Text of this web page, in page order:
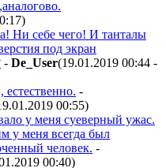
)
Ни себе чего! И танталы
под экран
- De_User(19.01.2019 00:44 -
естественно. -
00:55)
у меня суеверный ужас.
у меня всегда был
человек. -
00:40)